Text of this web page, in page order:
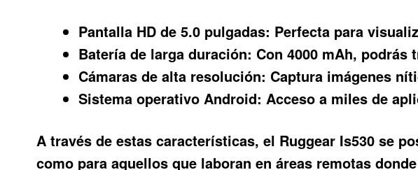
Pantalla HD de 5.0 pulgadas: Perfecta para
Batería de larga duración: Con 4000 mAh,
Cámaras de alta resolución: Captura imágenes
Sistema operativo Android: Acceso a miles de
A través de estas características, el Ruggear Is530 se
como para aquellos que laboran en áreas remotas